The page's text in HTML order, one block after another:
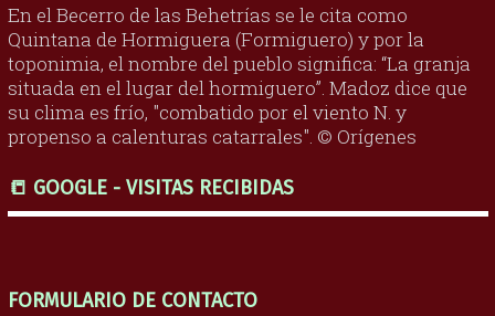
En el Becerro de las Behetrías se le cita como
Quintana de Hormiguera (Formiguero) y por la
toponimia, el nombre del pueblo significa: “La granja
situada en el lugar del hormiguero”. Madoz dice que
su clima es frío, "combatido por el viento N. y
propenso a calenturas catarrales". © Orígenes
📒 GOOGLE - VISITAS RECIBIDAS
FORMULARIO DE CONTACTO